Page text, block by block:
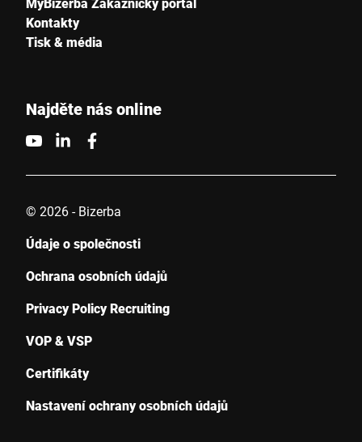
Kontakty
Tisk & média
Najděte nás online
© 2026 - Bizerba
Údaje o společnosti
Ochrana osobních údajů
Privacy Policy Recruiting
VOP & VSP
Certifikáty
Nastavení ochrany osobních údajů